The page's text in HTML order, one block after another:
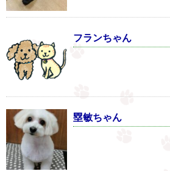
フランちゃん
塁敏ちゃん